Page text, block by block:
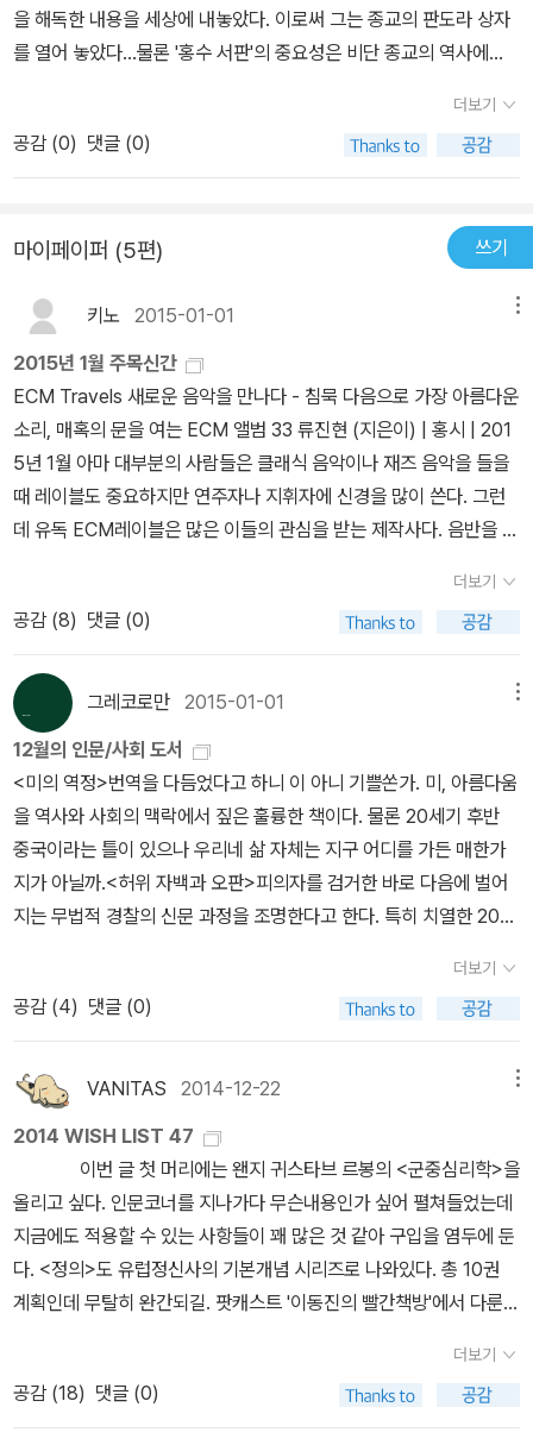
이런 사물을 만들어내는 능력, 그것이 지금의 인류를 만들어낸 것이
라 해도 과언이 아니다. 이 책은 사물을 만들어내며 그것에 자신과 사
사 절반의 비밀, 그 놀라운 이야기가 100가지 유물을 통해 펼쳐진다
저자인 닐 맥그리거는 연대순으로 인류 문명의 주요한 흐름을 살피면
목소리를 들려주는 데 주력한다. 문서에만 의존하여 역사를 탐구할
치게 될 수밖에 없다. 역사서나 논문과 같은 문서가 아니라 ‘유물’을
통해 역사를 배우고 서술한다는 것의 최대 장점은 바로 여기에 있다.
예를 들어 쿡 선장이 오스트레일리아 원주민을 최초로 만난 날의 기
록은 쿡 선장의 항해일지라는 문서를 통해 남아 있기도 하지만, 그날
원주민이 떨어뜨리고 간 낡은 나무방패를 통해서도 엿볼 수 있다. 문
자가 있는 사회와 문자가 없는 사회가 만났을 때, 우리의 이해는 왜곡
되기 마련이며 반쪽짜리 대화에 지나지 않는다. 이 대화의 반쪽을 찾
장하는 카리브 타이노족, 아프리카 베냉족, 잉카와 와스테카를 비롯
한 남미의 여러 문명 등은 오로지 그들이 남긴 물건을 통해서만 과거
학과 과학, 인류학적 지식뿐 아니라 상상력의 도약 또한 필요하다. 저
자는 유물이 지닌 쓸모와 그 사회적 맥락을 직업적으로 가장 생생하
게 증언해줄 수 있는 우리시대 전문가들의 증언을 채록한다. 그들은
학자들뿐 아니라 현역 정치가, 조각가, 시인, 종교지도자, 언론인, 공
무원 들로, 이들이 바라보는 유물의 실용적이면서도 현실적인 관점을
통해 우리는 유물들의 생생한 현존을 눈앞에서 보듯 생생하게 그려낼
수 있다. 또한 그 유물이 만들어진 지역의 현지 증언도 담았다. 쿡 선
장과 하와이 원주민의 투쟁을 담은 깃털 투구의 의미는 하와이 주민
이 나이지리아 사람들에게 어떤 의미인지를 그 나라 시인 월레 소잉
카 이상으로 잘 설명할 수 있는 사람은 없다. 이렇듯 수직적이면서도
수평적인 관점을 통해 저자는 유물로 규명되는 세계의 역사를 말한
다. 그리하여 대영박물관은 단순한 물건의 집합소가 아니라, 전 지구
적 차원에서 각 나라의 역사와 정체성에 관한 논쟁이 오가는 격전장
이 된다. 그런 의미에서, 인류가 제작한 유물들과 그 역사에 대해 현역
대영박물관장만큼 제대로 논할 수 있는 저자가 또 있을까. 이제, 전 세
계의 화제를 불러일으킨 이 한 권의 책으로 세계사와 인류사에 대한
배움은 다시 시작된다.
을 해독한 내용을 세상에 내놓았다. 이로써 그는 종교의 판도라 상자
를 열어 놓았다...물론 '홍수 서판'의 중요성은 비단 종교의 역사에
다. 스미스의 '홍수 서판'은 기원전 7세기에 나왔으나 이제 우리는 원
래 그보다 1,000년 앞서 기록된 다른 이야기가 있다는 사실을 알
고 있다. 이야기를 전하는 이들이 그 홍수 이야기를 세계문학 역사
f Gilgamesh)]로 엮은 것은 그 후의 일이었다. 길가메시는 불사
물들을 만나 싸우며 온갖 역경을 극복한다. 그러다 후대의 서사시 영
웅들처럼 마침내 자신의 본성과 유한한 운명이라는 가장 큰 도전
에 직면하기에 이른다. 스미스의 '서판'은 이 이야기 가운데 열한째 장
에 지나지 않는다. [길가메시 서사시]는 훌륭한 이야기의 요소를 모
두 갖췄을 뿐 아니라 문자기록의 역사에서 일대 전환점을 이루기
도 한다... 이야기는 대개 말이나 노랫말 형태로 기억을 통해 전승됐
다. 그러다가 4,000년 전쯤에 [길가메시 서사시] 같은 이야기가 점
서 개인에게로 이양했다. 더욱이 기록된 문서는 번역이 가능하기 때
문에 바야흐로 특정 양식의 이야기가 더 많은 언어로 쉽게 전해
질 수 있었다. 그런 식으로 기록된 문학은 '세계 문학'으로 부상했
다... 여기 이 스미스의 '홍수 서판'에 기록된 [길가메시 서사시]가 출
현하면서 문자는 사실을 기록하는 수단에서 사상을 연구하는 수단으
로 옮겨갔다."- [100대 유물로 보는 세계사], '16. 홍수 서판(700~6
00 BC), 대영박물관.인류 문명사에서 '최초'를 떠올려 본다. '최
초'의 문자, '최초'의 숫자, '최초'의 족장, '최초'의 국가, '최초'의 제
국 등. 정착과 농경을 시작한 신석기 시대부터 큰 강물의 범람으로 비
옥한 토지에 기반한 공동체는 '티그리스-유프라테스강', '황하', '인더
스강', '나일강'의 '4대 문명 발상지'로 기억된다. 이 중 대부분의 '최
방의 각 문명이 교차하는 지대였을 것이다. 그로 인해 점토 서판에 기
어'와 '최초'의 세습체제 '우루크' 왕조, 4천5백년 전 '아카드어'와 '최
장 '아브람', 3천5백년 전 바빌론의 함무라비 법전과 아시리아와 바빌
론을 유린한 히타이트의 철기 문명, 배타적 유일신교의 최고봉인 '유
대교'의 구약과 '최초'의 제국인 페르시아 문명 등 인류 문명의 프로
토 타입이 바로 '중간 지대'인 메소포타미아 문명에 있다. 아마도 '우
루크'의 후예인 '이라크'가 지역의 맹주를 자처하며 끊임없이 전쟁
을 벌인 배경도 그러한 '자부심'에 기초하지 않았을까 추측해 본다. 외
세에 의해 유린당하지 않았다면 아마도 '이라크박물관'은 '대영박물
관' 못지 않은 위엄을 갖추었지 않았을까.1860년대 대영박물관 인
더보기
공감 (0) 댓글 (0)
마이페이퍼 (5편) 쓰기
키노 2015-01-01
2015년 1월 주목신간
ECM Travels 새로운 음악을 만나다 - 침묵 다음으로 가장 아름다운
소리, 매혹의 문을 여는 ECM 앨범 33 류진현 (지은이) | 홍시 | 201
5년 1월 아마 대부분의 사람들은 클래식 음악이나 재즈 음악을 들을
때 레이블도 중요하지만 연주자나 지휘자에 신경을 많이 쓴다. 그런
데 유독 ECM레이블은 많은 이들의 관심을 받는 제작사다. 음반을 어
사다. 일반적인 제작사와는 전혀 다른 방식으로 음반을 만든다. 물론
음반 가격은 다른 음반들에 비해 조금 비싼 편이다. 하지만 그럴만한
이유가 있다는 것을 금방 느끼게 해준다. 우리나라에서 ECM 음반을
가지고 전시회를 할 정도였다. 우리에게 새로운 사운드와 이미지를
보여주는 ECM의 음악을 책으로 만나는 즐거움을 맞볼 수 있는 기회
가 되지 않을까 한다. 한국 대중가요 100년사 - 우리나라 근현대 10
0년이 낳은 대중가요에 역사의 옷을 입히다 유차영 (지은이) | 대자 |
2014년 12월우리나라의 가요사에 대해서는 학문적으로 정리가 되
어 있을 수는 있지만, 일반 대중들을 상대로 한 눈높이 책은 찾아보기
가 쉽지 않은 것 같다. 단순히 나열식 위주로 되어 있거나 노래를 소개
하는 정도에 지나지 않는 경우가 많았다. 대중문화는 그 시대의 흐름
을 반영하는 것이고 그것이 모여서 역사를 만드는 것이다. 그런 점에
서 현재를 호흡하고 있는 우리의 근현대 가요사를 정리하고 이해하는
표상의 지정학 - 해양 원폭 냉전 대중문화 엔도 후히토, 요시하라 유
카리, 와키타 히로마사, 사이토 하지메, 히비노 게이, 오치 히로미, 나
카노 마사아키, 겐나카 유키 (지은이), 이경희 (옮긴이) | 한양대학교
출판부 | 2014년 12월그 어느때보다 우리나라와 일본의 관계는 악화
일로를 걷고 있다. 일본에서 아베 정권이 들어서 극우화 경향을 띠면
서 더더욱 안 좋아지고 있다. 우리나라와 일본의 역사는 뗄래야 뗄 수
없는 관계다. 앞으로도 마찬가지다. 현재 일본의 상황을 이해하고 어
분 감정적으로 다가가기가 쉽다. 이제는 한일 관계를 단순히 감정적
으로만 다가가서 해결할 수는 없다. 현 시점에서 우리는 일본을 제대
로 알고 이해할 필요가 있다. 한국인들의 눈이 아닌 일본인들의 눈에
더보기
공감 (8) 댓글 (0)
그레코로만 2015-01-01
12월의 인문/사회 도서
<미의 역정>번역을 다듬었다고 하니 이 아니 기쁠쏜가. 미, 아름다움
을 역사와 사회의 맥락에서 짚은 훌륭한 책이다. 물론 20세기 후반
중국이라는 틀이 있으나 우리네 삶 자체는 지구 어디를 가든 매한가
지가 아닐까.<허위 자백과 오판>피의자를 검거한 바로 다음에 벌어
지는 무법적 경찰의 신문 과정을 조명한다고 한다. 특히 치열한 201
계사>대영박물관이 소장한 유물 중 100가지를 선정해 이야기한 라
디오 프로그램에서 출발한 책. 어쨌든 세계사란 사건 사고는 물론이
거니와 우리와 똑같이 생긴 과거의 사람들이 사용했던 물건으로도 되
돌아볼 수 있는 것.<멜랑콜리아>멜랑콜리가 진정 서양문화의 특이성
인지 어떤지를 보자. 그리고 멜랑콜리의 한국적 변용이라... 그 아름다
운 우울함을 읽고 싶다.<구데리안>다른 말이 필요할까. 세계대전은
언제 어느 때고 매력적인 동시에 더럽고 추잡한 이야기다. 이제 구데
리안의 회고록을 통해 그때로 돌아가보자.
더보기
공감 (4) 댓글 (0)
VANITAS 2014-12-22
2014 WISH LIST 47
이번 글 첫 머리에는 왠지 귀스타브 르봉의 <군중심리학>을
올리고 싶다. 인문코너를 지나가다 무슨내용인가 싶어 펼쳐들었는데
지금에도 적용할 수 있는 사항들이 꽤 많은 것 같아 구입을 염두에 둔
다. <정의>도 유럽정신사의 기본개념 시리즈로 나와있다. 총 10권
계획인데 무탈히 완간되길. 팟캐스트 '이동진의 빨간책방'에서 다룬
언어에서 태어났다>가 나왔다. 역시나 인용을 바른 책이긴 하지만 내
용들만은 딱딱 꽂힌다. 함께 펼쳐볼 책으로는 <조선시대의 외국어 교
더보기
공감 (18) 댓글 (0)